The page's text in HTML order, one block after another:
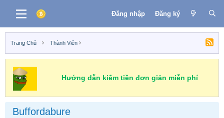
Đăng nhập Đăng ký
Trang Chủ Thành Viên
Hướng dẫn kiếm tiền đơn giản miễn phí
Buffordabure